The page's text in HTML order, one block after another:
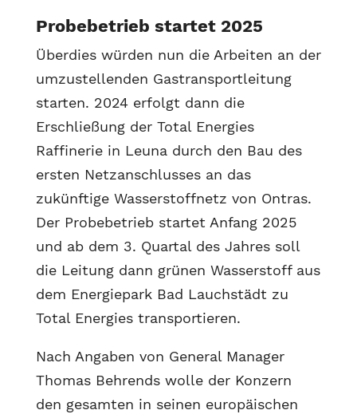
Probebetrieb startet 2025
Überdies würden nun die Arbeiten an der
umzustellenden Gastransportleitung
starten. 2024 erfolgt dann die
Erschließung der Total Energies
Raffinerie in Leuna durch den Bau des
ersten Netzanschlusses an das
zukünftige Wasserstoffnetz von Ontras.
Der Probebetrieb startet Anfang 2025
und ab dem 3. Quartal des Jahres soll
die Leitung dann grünen Wasserstoff aus
dem Energiepark Bad Lauchstädt zu
Total Energies transportieren.
Nach Angaben von General Manager
Thomas Behrends wolle der Konzern
den gesamten in seinen europäischen